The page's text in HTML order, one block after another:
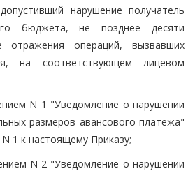
нарушение получатель
бюджета, не позднее десяти
отражения операций, вызвавших
на соответствующем лицевом
N 1 "Уведомление о нарушении
размеров авансового платежа"
1 к настоящему Приказу;
N 2 "Уведомление о нарушении